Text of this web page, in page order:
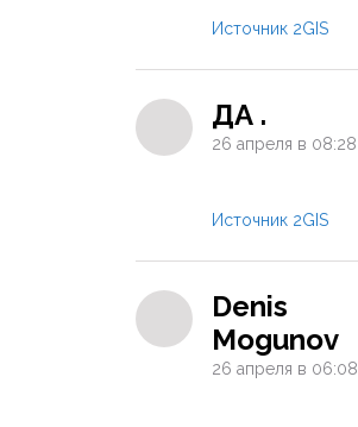
Источник 2GIS
ДА .
26 апреля в 08:28
Источник 2GIS
Denis
Mogunov
26 апреля в 06:08